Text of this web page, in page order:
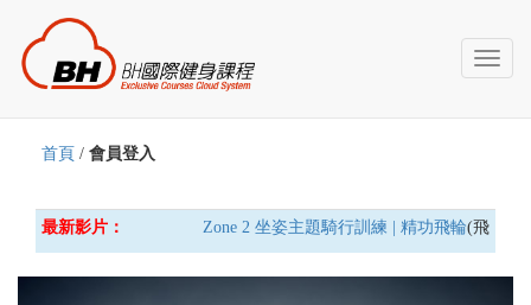
Toggle
首頁 / 會員登入
最新影片： Zone 2 坐姿主題騎行訓練 | 精功飛輪(飛輪